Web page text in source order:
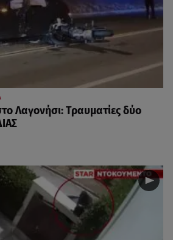
Λαγονήσι: Τραυματίες δύο